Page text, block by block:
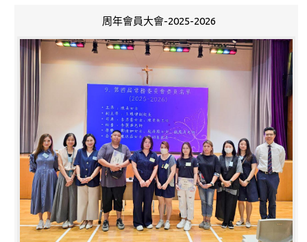
周年會員大會-2025-2026